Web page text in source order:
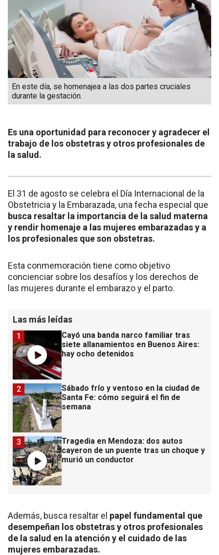
En este día, se homenajea a las dos partes cruciales
durante la gestación.
Es una oportunidad para reconocer y agradecer el
trabajo de los obstetras y otros profesionales de
la salud.
El 31 de agosto se celebra el Día Internacional de la
Obstetricia y la Embarazada, una fecha especial que
busca resaltar la importancia de la salud materna
y rendir homenaje a las mujeres embarazadas y a
los profesionales que son obstetras.
Esta conmemoración tiene como objetivo
concienciar sobre los desafíos y los derechos de
las mujeres durante el embarazo y el parto.
Las más leídas
Cayó una banda narco familiar tras
siete allanamientos en Buenos Aires:
hay ocho detenidos
1
Sábado frío y ventoso en la ciudad de
Santa Fe: cómo seguirá el fin de
semana
2
Tragedia en Mendoza: dos autos
cayeron de un puente tras un choque y
murió un conductor
3
Además, busca resaltar el papel fundamental que
desempeñan los obstetras y otros profesionales
de la salud en la atención y el cuidado de las
mujeres embarazadas.